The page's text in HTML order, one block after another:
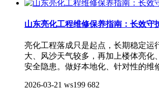
山东亮化工程维修保养指南：长效
亮化工程落成只是起点，长期稳定运
大、风沙天气较多，再加上楼体亮
安全隐患。做好本地化、针对性的维
2026-03-21 ws199 682